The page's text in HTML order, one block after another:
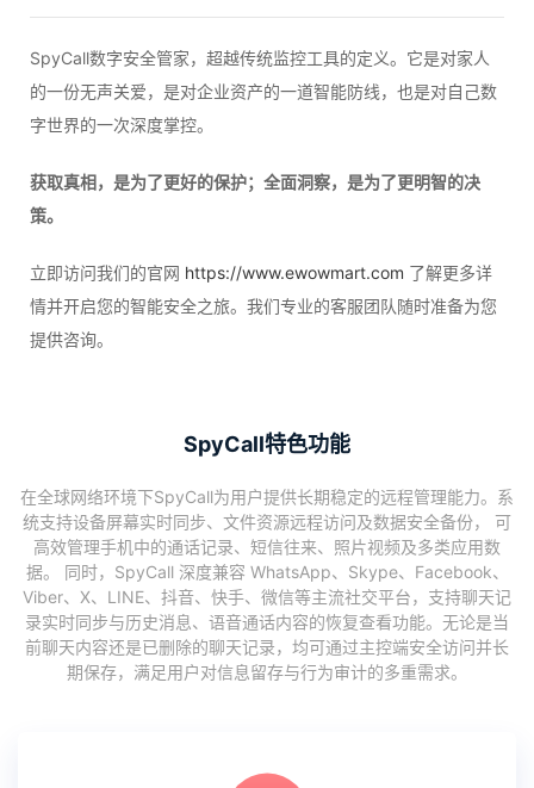
SpyCall数字安全管家，超越传统监控工具的定义。它是对家人
的一份无声关爱，是对企业资产的一道智能防线，也是对自己数
字世界的一次深度掌控。
获取真相，是为了更好的保护；全面洞察，是为了更明智的决
策。
立即访问我们的官网 https://www.ewowmart.com 了解更多详
情并开启您的智能安全之旅。我们专业的客服团队随时准备为您
提供咨询。
SpyCall特色功能
在全球网络环境下SpyCall为用户提供长期稳定的远程管理能力。系
统支持设备屏幕实时同步、文件资源远程访问及数据安全备份， 可
高效管理手机中的通话记录、短信往来、照片视频及多类应用数
据。 同时，SpyCall 深度兼容 WhatsApp、Skype、Facebook、
Viber、X、LINE、抖音、快手、微信等主流社交平台，支持聊天记
录实时同步与历史消息、语音通话内容的恢复查看功能。无论是当
前聊天内容还是已删除的聊天记录，均可通过主控端安全访问并长
期保存，满足用户对信息留存与行为审计的多重需求。